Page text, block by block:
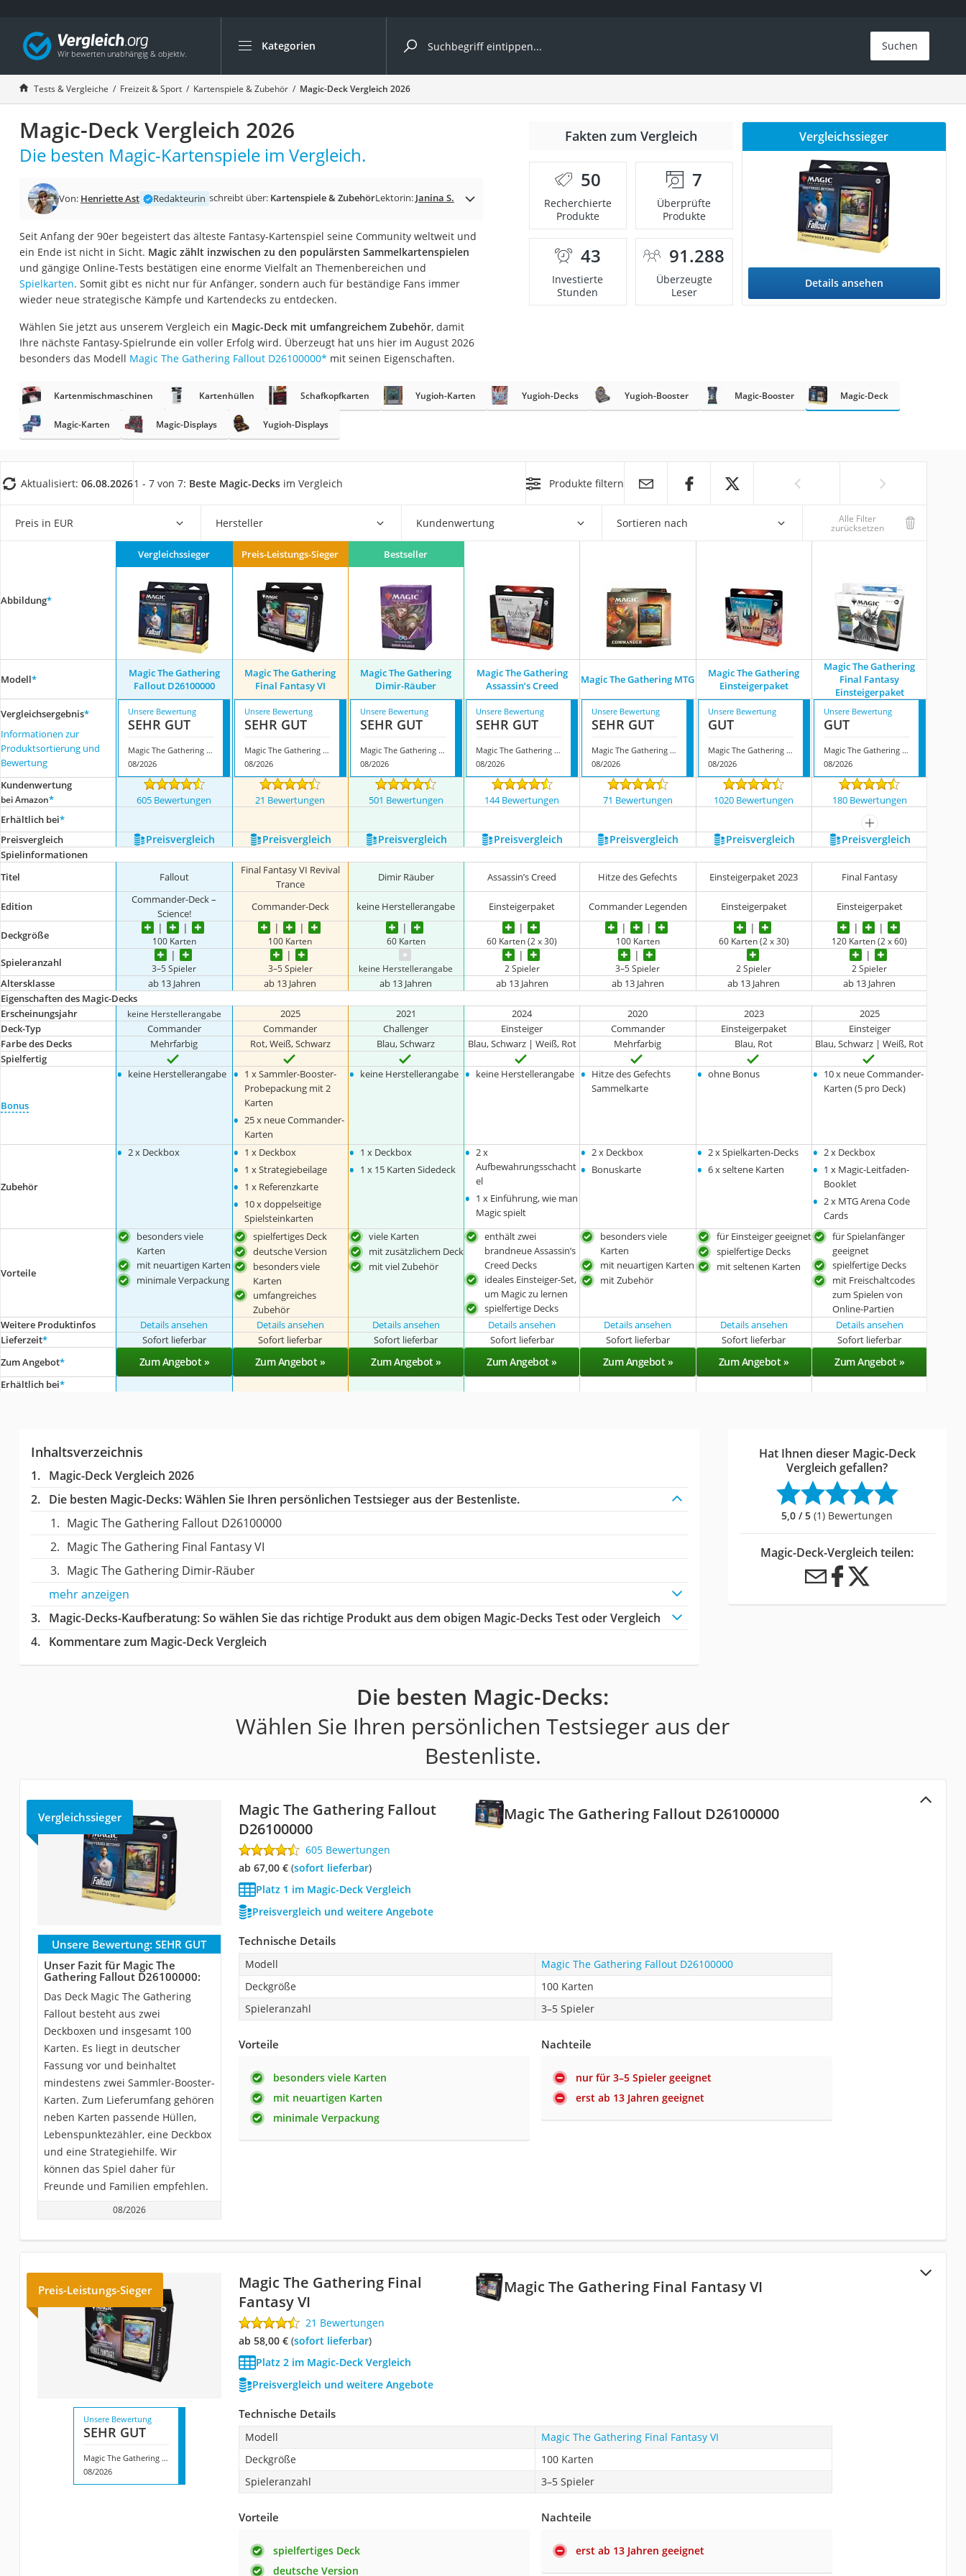
Kategorien
Die beliebtesten Vergleiche nach Kategorie
Freizeit & Sport
Gartentrampolin
Trampolin
Metalldetektor
Eufab-Fahrradträger
Trampolin 366 cm
Aluminium-Koffer
Futterboot
Air Bike
Trekkingschuhe Herren
Reisetasche mit Rollen
Koffer
Nachtsichtgerät
Vibrationsplatte
Wanderschuhe Herren
Sicherheitsweste Reiten
Service
Suchen
Tests & Vergleiche Freizeit & Sport Kartenspiele & Zubehör Magic-Deck Vergleich 2026
Magic-Deck Vergleich 2026
Die besten Magic-Kartenspiele im Vergleich.
Von: Henriette Ast Redakteurin schreibt über: Kartenspiele & ZubehörLektorin: Janina S.
Seit Anfang der 90er begeistert das älteste Fantasy-Kartenspiel seine Community weltweit und
ein Ende ist nicht in Sicht. Magic zählt inzwischen zu den populärsten Sammelkartenspielen
und gängige Online-Tests bestätigen eine enorme Vielfalt an Themenbereichen und
Spielkarten. Somit gibt es nicht nur für Anfänger, sondern auch für beständige Fans immer
wieder neue strategische Kämpfe und Kartendecks zu entdecken.
Wählen Sie jetzt aus unserem Vergleich ein Magic-Deck mit umfangreichem Zubehör, damit
Ihre nächste Fantasy-Spielrunde ein voller Erfolg wird. Überzeugt hat uns hier im August 2026
besonders das Modell Magic The Gathering Fallout D26100000* mit seinen Eigenschaften.
Fakten zum Vergleich
50
Recherchierte
Produkte
7
Überprüfte
Produkte
43
Investierte
Stunden
91.288
Überzeugte
Leser
Vergleichssieger
Details ansehen
Kartenmischmaschinen Kartenhüllen Schafkopfkarten Yugioh-Karten Yugioh-Decks Yugioh-Booster Magic-Booster Magic-Deck
Magic-Karten Magic-Displays Yugioh-Displays
Aktualisiert: 06.08.20261 - 7 von 7: Beste Magic-Decks im Vergleich Produkte filtern
Preis in EUR Hersteller Kundenwertung Sortieren nach Alle Filter
zurücksetzen
Abbildung*
Vergleichssieger Preis-Leistungs-Sieger Bestseller
Modell*
Magic The Gathering
Fallout D26100000
Magic The Gathering
Final Fantasy VI
Magic The Gathering
Dimir-Räuber
Magic The Gathering
Assassin’s Creed
Magic The Gathering MTG
Magic The Gathering
Einsteigerpaket
Magic The Gathering
Final Fantasy
Einsteigerpaket
Vergleichsergebnis*
Informationen zur
Produktsortierung und
Bewertung
Unsere Bewertung
SEHR GUT
Magic The Gathering Fallout D26100000
08/2026
Unsere Bewertung
SEHR GUT
Magic The Gathering Final Fantasy VI
08/2026
Unsere Bewertung
SEHR GUT
Magic The Gathering Dimir-Räuber
08/2026
Unsere Bewertung
SEHR GUT
Magic The Gathering Assassin’s Creed
08/2026
Unsere Bewertung
SEHR GUT
Magic The Gathering MTG
08/2026
Unsere Bewertung
GUT
Magic The Gathering Einsteigerpaket
08/2026
Unsere Bewertung
GUT
Magic The Gathering Final Fantasy Einsteigerpaket
08/2026
Kundenwertung
bei Amazon* 605 Bewertungen 21 Bewertungen 501 Bewertungen 144 Bewertungen 71 Bewertungen 1020 Bewertungen
180 Bewertungen
Erhältlich bei*
mehr anzeigen
Preis­vergleich
Preis­vergleich Preis­vergleich Preis­vergleich Preis­vergleich Preis­vergleich Preis­vergleich Preis­vergleich
Spielinformationen
Titel
Fallout
Final Fantasy VI Revival
Trance
Dimir Räuber Assassin’s Creed Hitze des Gefechts Einsteigerpaket 2023 Final Fantasy
Edition
Commander-Deck –
Science!
Commander-Deck keine Herstellerangabe Einsteigerpaket Commander Legenden Einsteigerpaket Einsteigerpaket
Deckgröße 100 Karten 100 Karten 60 Karten 60 Karten (2 x 30) 100 Karten 60 Karten (2 x 30) 120 Karten (2 x 60)
Spieleranzahl 3–5 Spieler 3–5 Spieler keine Herstellerangabe 2 Spieler 3–5 Spieler 2 Spieler 2 Spieler
Altersklasse ab 13 Jahren ab 13 Jahren ab 13 Jahren ab 13 Jahren ab 13 Jahren ab 13 Jahren
ab 13 Jahren
Eigenschaften des Magic-Decks
Erscheinungsjahr
keine Herstellerangabe 2025 2021 2024 2020 2023
2025
Deck-Typ
Commander Commander Challenger Einsteiger Commander Einsteigerpaket
Einsteiger
Farbe des Decks
Mehrfarbig Rot, Weiß, Schwarz Blau, Schwarz Blau, Schwarz | Weiß, Rot Mehrfarbig Blau, Rot
Blau, Schwarz | Weiß, Rot
Spielfertig
Bonus
• keine Herstellerangabe • 1 x Sammler-Booster-
Probepackung mit 2
Karten
• 25 x neue Commander-
Karten
• keine Herstellerangabe • keine Herstellerangabe • Hitze des Gefechts
Sammelkarte
• ohne Bonus • 10 x neue Commander-
Karten (5 pro Deck)
Zubehör
• 2 x Deckbox • 1 x Deckbox
• 1 x Strategiebeilage
• 1 x Referenzkarte
• 10 x doppelseitige
Spielsteinkarten
• 1 x Deckbox
• 1 x 15 Karten Sidedeck
• 2 x
Aufbewahrungsschacht
el
• 1 x Einführung, wie man
Magic spielt
• 2 x Deckbox
• Bonuskarte
• 2 x Spielkarten-Decks
• 6 x seltene Karten
• 2 x Deckbox
• 1 x Magic-Leitfaden-
Booklet
• 2 x MTG Arena Code
Cards
Vorteile
besonders viele
Karten
mit neuartigen Karten
minimale Verpackung
spielfertiges Deck
deutsche Version
besonders viele
Karten
umfangreiches
Zubehör
viele Karten
mit zusätzlichem Deck
mit viel Zubehör
enthält zwei
brandneue Assassin’s
Creed Decks
ideales Einsteiger-Set,
um Magic zu lernen
spielfertige Decks
besonders viele
Karten
mit neuartigen Karten
mit Zubehör
für Einsteiger geeignet
spielfertige Decks
mit seltenen Karten
für Spielanfänger
geeignet
spielfertige Decks
mit Freischaltcodes
zum Spielen von
Online-Partien
Weitere Produktinfos
Details ansehen Details ansehen Details ansehen Details ansehen Details ansehen Details ansehen
Details ansehen
Lieferzeit* Sofort lieferbar Sofort lieferbar Sofort lieferbar Sofort lieferbar Sofort lieferbar Sofort lieferbar
Sofort lieferbar
Zum Angebot* Zum Angebot » Zum Angebot » Zum Angebot » Zum Angebot » Zum Angebot » Zum Angebot » Zum Angebot »
Erhältlich bei*
Inhaltsverzeichnis
Magic-Deck Vergleich 2026
Die besten Magic-Decks:Wählen Sie Ihren persönlichen Testsieger aus der Bestenliste.
Magic The Gathering Fallout D26100000
Magic The Gathering Final Fantasy VI
Magic The Gathering Dimir-Räuber
mehr anzeigen
Magic-Decks-Kaufberatung: So wählen Sie das richtige Produkt aus dem obigen Magic-Decks Test oder Vergleich
Kommentare zum Magic-Deck Vergleich
Hat Ihnen dieser Magic-Deck
Vergleich gefallen?
5,0 / 5 (1) Bewertungen
Magic-Deck-Vergleich teilen:
Die besten Magic-Decks:
Wählen Sie Ihren persönlichen Testsieger aus der
Bestenliste.
Magic The Gathering Fallout D26100000
Vergleichssieger
Magic The Gathering Fallout
D26100000
605 Bewertungen
ab 67,00 €( Sofort lieferbar)
Platz 1 im Magic-Deck Vergleich
Preisvergleich und weitere Angebote
Unsere Bewertung: SEHR GUT
Unser Fazit für Magic The
Gathering Fallout D26100000:
Das Deck Magic The Gathering
Fallout besteht aus zwei
Deckboxen und insgesamt 100
Karten. Es liegt in deutscher
Fassung vor und beinhaltet
mindestens zwei Sammler-Booster-
Karten. Zum Lieferumfang gehören
neben Karten passende Hüllen,
Lebenspunktezähler, eine Deckbox
und eine Strategiehilfe. Wir
können das Spiel daher für
Freunde und Familien empfehlen.
08/2026
Technische Details
Modell
Magic The Gathering Fallout D26100000
Deckgröße
100 Karten
Spieleranzahl
3–5 Spieler
Vorteile
besonders viele Karten
mit neuartigen Karten
minimale Verpackung
Nachteile
nur für 3–5 Spieler geeignet
erst ab 13 Jahren geeignet
Magic The Gathering Final Fantasy VI
Preis-Leistungs-Sieger
Magic The Gathering Final
Fantasy VI
21 Bewertungen
ab 58,00 €( Sofort lieferbar)
Platz 2 im Magic-Deck Vergleich
Preisvergleich und weitere Angebote
Unsere Bewertung
SEHR GUT
Magic The Gathering Final Fantasy VI
08/2026
Technische Details
Modell
Magic The Gathering Final Fantasy VI
Deckgröße
100 Karten
Spieleranzahl
3–5 Spieler
Vorteile
spielfertiges Deck
deutsche Version
Nachteile
erst ab 13 Jahren geeignet